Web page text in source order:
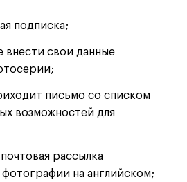
подписка;
внести свои данные
письмо со списком
возможностей для
рассылка
на английском;